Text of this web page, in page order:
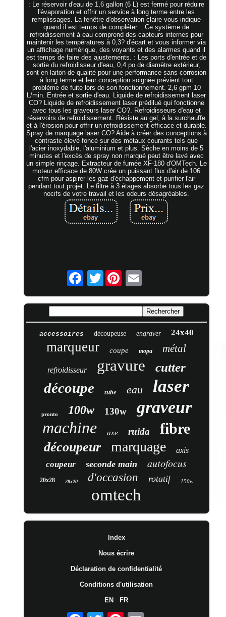
: Le réservoir d'eau de 1,6 gallon (6 L) est fermé pour réduire
l'évaporation et offrir un service à long terme entre les
remplissages. La fenêtre d'observation claire vous indique
quand il est temps de compléter. : Ce système de
refroidissement à eau comprend des capteurs internes pour
maintenir les températures à 0,3? d'écart et vous informer via
un affichage numérique, des voyants et des alarmes quand il
est temps de faire des ajustements. : Les ports d'entrée et de
sortie du refroidisseur d'eau, 0,4 po de diamètre extérieur,
sont en laiton de qualité pour une performance sans corrosion
à long terme et leur conception soignée prévient tout
problème de fuite lors de son fonctionnement. 2,6 gpm 10
L/min. Entrée et sortie d'eau. Liquide de refroidissement laser
CO? Liquide de refroidissement laser prédilué qui fonctionne
avec tous les graveurs laser CO?. Refroidisseurs d'eau et
réservoirs de refroidissement. Résiste au gel, à la surchauffe
et à l'érosion pour offrir un refroidissement efficace et durable.
Spray de marquage laser CO? Aide à créer des conceptions à
contraste élevé foncé sur des métaux courants tels que
l'acier inoxydable, l'aluminium et plus. Sèche en moins de 5
minutes et l'excès de spray non marqué peut être lavé avec
un simple rinçage. Extracteur de fumée XF-180 d'OMTech. Le
moteur efficace de 80W crée un puissant flux d'air de 106
cfm pour aspirer les gaz d'échappement et purifier l'air
pendant tout projet. Le filtre à 3 étages absorbe tous les gaz
nocifs de votre travail et les odeurs désagréables.
Twitter
accessoires découpeuse engraver 24x40
marqueur coupe mopa métal
refroidisseur gravure cutter
découpe tube eau laser
pronto 100w 130w graveur
machine axe ruida fibre
découpeur marquage axis
coupeur seconde main autofocus
20x28 28x20 d'occasion rotatif 150w
omtech
Index
Nous écrire
Déclaration de confidentialité
Conditions d'utilisation
EN FR